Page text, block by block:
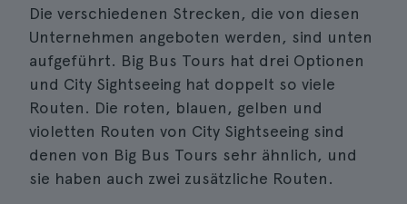
Die verschiedenen Strecken, die von diesen
Unternehmen angeboten werden, sind unten
aufgeführt. Big Bus Tours hat drei Optionen
und City Sightseeing hat doppelt so viele
Routen. Die roten, blauen, gelben und
violetten Routen von City Sightseeing sind
denen von Big Bus Tours sehr ähnlich, und
sie haben auch zwei zusätzliche Routen.